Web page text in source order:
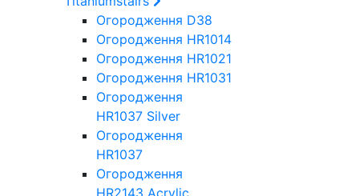
Огородження D38
Огородження HR1014
Огородження HR1021
Огородження HR1031
Огородження
HR1037 Silver
Огородження
HR1037
Огородження